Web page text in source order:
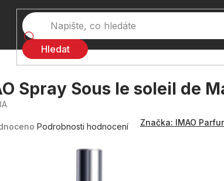
Hledat
Spray Sous le soleil de
Podrobnosti hodnocení Značka: IMAO